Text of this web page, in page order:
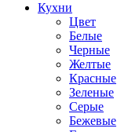
Кухни
Цвет
Белые
Черные
Желтые
Красные
Зеленые
Серые
Бежевые